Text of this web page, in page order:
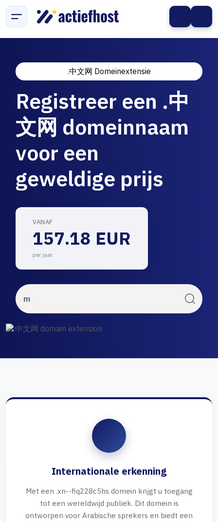
.中文网 Domeinextensie
Registreer een .中
文网 domeinnaam
voor een
geweldige prijs
VANAF
157.18 EUR
per jaar
Internationale erkenning
Met een .xn--fiq228c5hs domein krijgt u toegang
tot een wereldwijd publiek. Dit domein is
ontworpen voor Arabische sprekers en biedt een